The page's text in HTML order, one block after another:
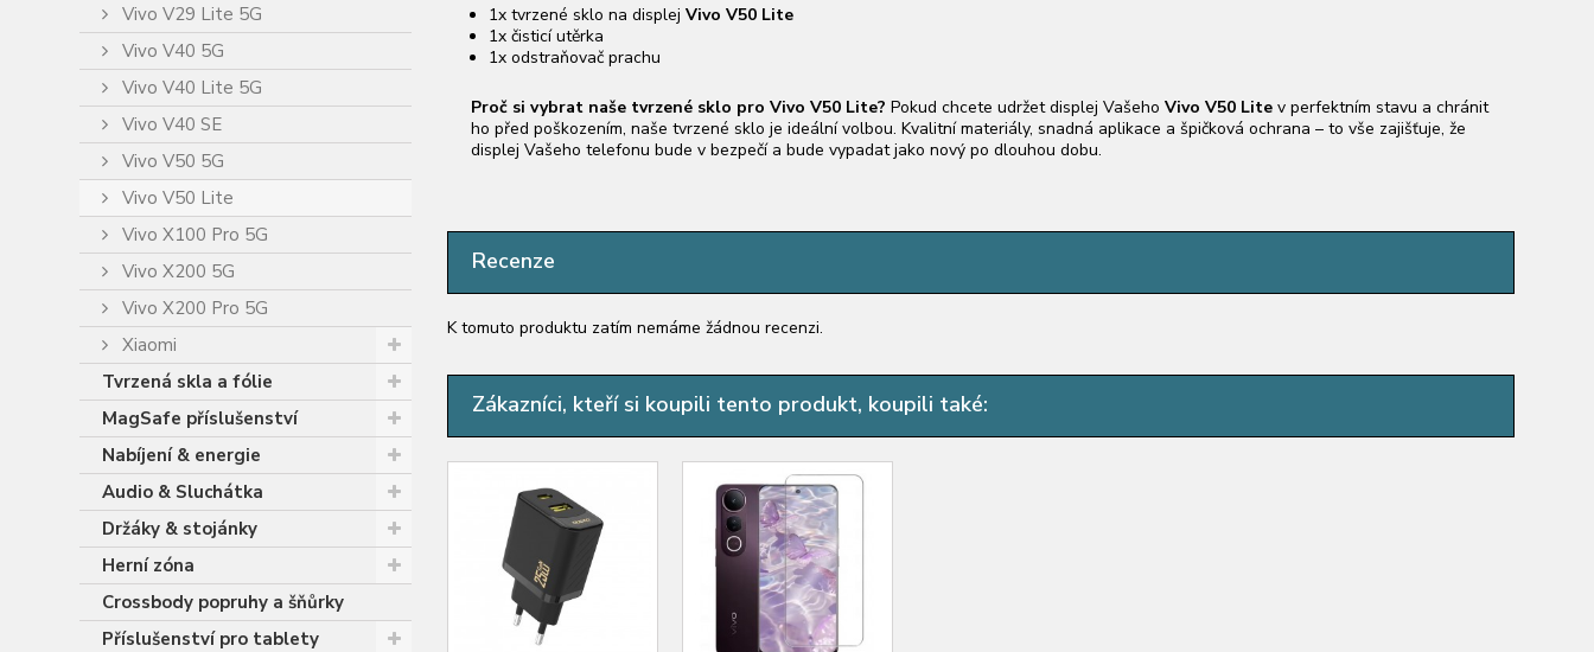
Vivo V29 Lite 5G
Vivo V40 5G
Vivo V40 Lite 5G
Vivo V40 SE
Vivo V50 5G
Vivo V50 Lite
Vivo X100 Pro 5G
Vivo X200 5G
Vivo X200 Pro 5G
Xiaomi
Tvrzená skla a fólie
MagSafe příslušenství
Nabíjení & energie
Audio & Sluchátka
Držáky & stojánky
Herní zóna
Crossbody popruhy a šňůrky
Příslušenství pro tablety
1x tvrzené sklo na displejVivo V50 Lite
1x čisticí utěrka
1x odstraňovač prachu
Proč si vybrat naše tvrzené sklo proVivo V50 Lite?Pokud chcete udržet displej VašehoVivo V50 Lite v perfektním stavu a chránit
ho před poškozením, naše tvrzené sklo je ideální volbou. Kvalitní materiály, snadná aplikace a špičková ochrana – to vše zajišťuje, že
displej Vašeho telefonu bude v bezpečí a bude vypadat jako nový po dlouhou dobu.
Recenze
K tomuto produktu zatím nemáme žádnou recenzi.
Zákazníci, kteří si koupili tento produkt, koupili také: